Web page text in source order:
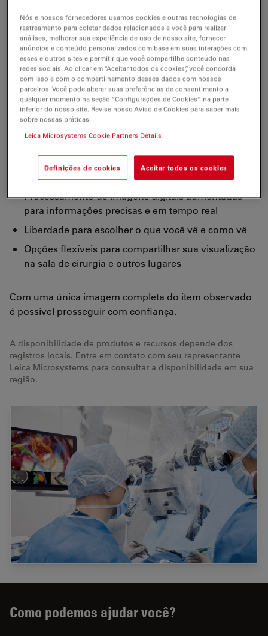
Na delicada neurocirurgia, sua visão e compreensão
das estruturas anatômicas e dos processos fisiológicos
potencializam suas decisões. Como os resultados
seriam afetados se você tivesse uma única visualização
aumentada e precisa do campo cirúrgico, em uma
plataforma de microscopia aumentada?
Processamento de imagens digitais aumentadas
para informações precisas e em tempo real
Liberdade para escolher o que você vê e como vê
Opções flexíveis para compartilhar sua visualização
na sala de cirurgia e outros lugares
Com uma única imagem completa do item observado
é possível prosseguir com confiança.
A disponibilidade de produtos e recursos depende dos
registros locais. Entre em contato com seu representante
Leica Microsystems para consultar a disponibilidade em sua
região.
Como podemos ajudar você?
Nós e nossos fornecedores usamos cookies e outras tecnologias de
rastreamento para coletar dados relacionados a você para realizar
análises, melhorar sua experiência de uso de nosso site, fornecer
anúncios e conteúdo personalizados com base em suas interações com
esses e outros sites e permitir que você compartilhe conteúdo nas
redes sociais. Ao clicar em “Aceitar todos os cookies”, você concorda
com isso e com o compartilhamento desses dados com nossos
parceiros. Você pode alterar suas preferências de consentimento a
qualquer momento na seção “Configurações de Cookies” na parte
inferior do nosso site. Revise nosso Aviso de Cookies para saber mais
sobre nossas práticas.
Leica Microsystems Cookie Partners Details
Definições de cookies Aceitar todos os cookies